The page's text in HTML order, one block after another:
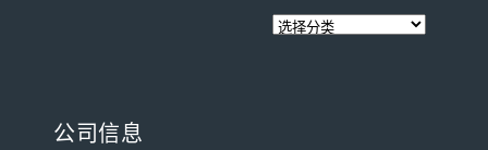
公司信息